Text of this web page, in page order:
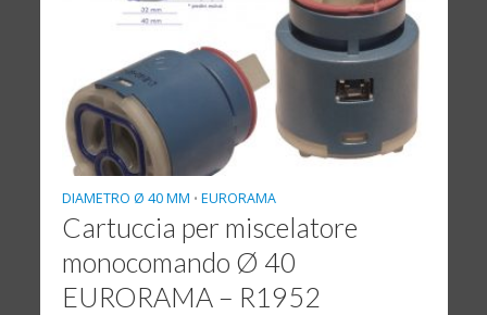
DIAMETRO Ø 40 MM • EURORAMA
Cartuccia per miscelatore
monocomando Ø 40
EURORAMA – R1952